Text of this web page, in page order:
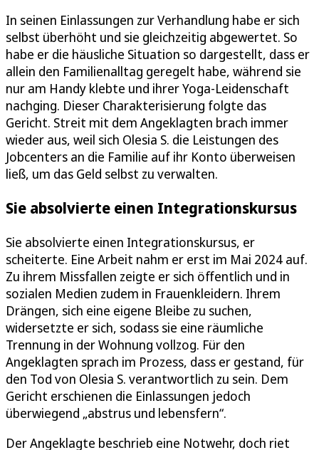
In seinen Einlassungen zur Verhandlung habe er sich
selbst überhöht und sie gleichzeitig abgewertet. So
habe er die häusliche Situation so dargestellt, dass er
allein den Familienalltag geregelt habe, während sie
nur am Handy klebte und ihrer Yoga-Leidenschaft
nachging. Dieser Charakterisierung folgte das
Gericht. Streit mit dem Angeklagten brach immer
wieder aus, weil sich Olesia S. die Leistungen des
Jobcenters an die Familie auf ihr Konto überweisen
ließ, um das Geld selbst zu verwalten.
Sie absolvierte einen Integrationskursus
Sie absolvierte einen Integrationskursus, er
scheiterte. Eine Arbeit nahm er erst im Mai 2024 auf.
Zu ihrem Missfallen zeigte er sich öffentlich und in
sozialen Medien zudem in Frauenkleidern. Ihrem
Drängen, sich eine eigene Bleibe zu suchen,
widersetzte er sich, sodass sie eine räumliche
Trennung in der Wohnung vollzog. Für den
Angeklagten sprach im Prozess, dass er gestand, für
den Tod von Olesia S. verantwortlich zu sein. Dem
Gericht erschienen die Einlassungen jedoch
überwiegend „abstrus und lebensfern“.
Der Angeklagte beschrieb eine Notwehr, doch riet